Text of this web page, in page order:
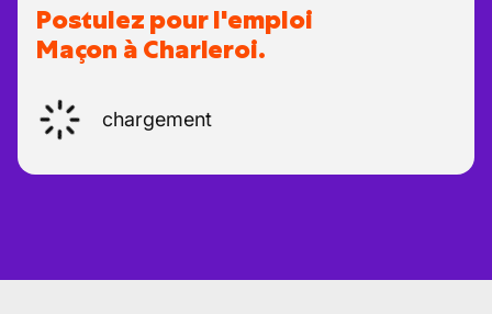
Postulez pour l'emploi
Maçon à Charleroi.
chargement